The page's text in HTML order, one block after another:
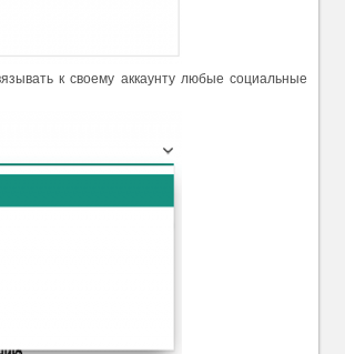
к своему аккаунту любые социальные